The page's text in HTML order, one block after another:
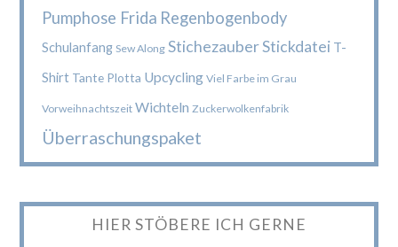
Pumphose Frida Regenbogenbody
Schulanfang Sew Along StichezauberStickdatei T-
Shirt Tante Plotta Upcycling Viel Farbe im Grau
Vorweihnachtszeit Wichteln Zuckerwolkenfabrik
Überraschungspaket
HIER STÖBERE ICH GERNE